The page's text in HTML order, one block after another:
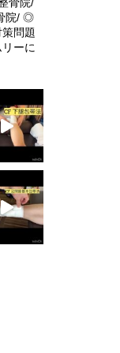
院/ ◎
問題
ーに